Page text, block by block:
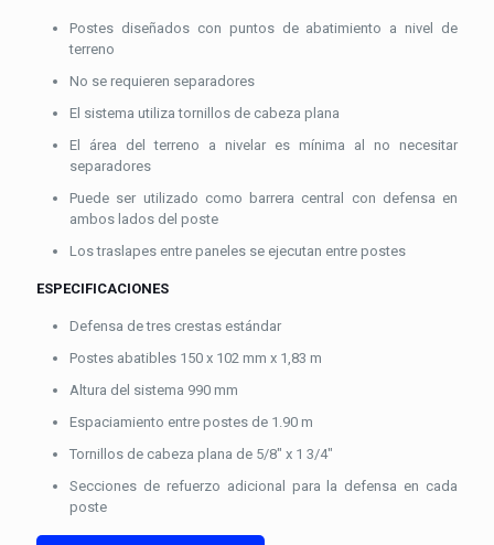
Postes diseñados con puntos de abatimiento a nivel de
terreno
No se requieren separadores
El sistema utiliza tornillos de cabeza plana
El área del terreno a nivelar es mínima al no necesitar
separadores
Puede ser utilizado como barrera central con defensa en
ambos lados del poste
Los traslapes entre paneles se ejecutan entre postes
ESPECIFICACIONES
Defensa de tres crestas estándar
Postes abatibles 150 x 102 mm x 1,83 m
Altura del sistema 990 mm
Espaciamiento entre postes de 1.90 m
Tornillos de cabeza plana de 5/8" x 1 3/4"
Secciones de refuerzo adicional para la defensa en cada
poste